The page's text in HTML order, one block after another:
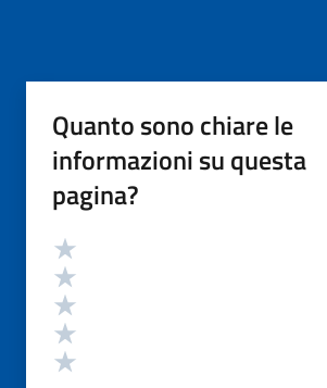
Quanto sono chiare le
informazioni su questa
pagina?
Valutazione